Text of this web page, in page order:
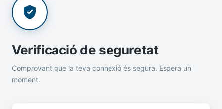
Verificació de seguretat
Comprovant que la teva connexió és segura. Espera un
moment.